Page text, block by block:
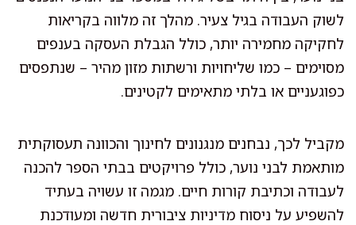
לשוק העבודה בגיל צעיר. מהלך זה מלווה בקריאות
לחקיקה מחמירה יותר, כולל הגבלת העסקה בענפים
מסוימים – כמו שליחויות ורשתות מזון מהיר – שנתפסים
כפוגעניים או בלתי מתאימים לקטינים.
מקביל לכך, נבחנים מנגנונים לחינוך והכוונה תעסוקתית
מותאמת לבני נוער, כולל פרויקטים בבתי הספר להכנה
לעבודה וכתיבת קורות חיים. מגמה זו עשויה בעתיד
להשפיע על ניסוח מדיניות ציבורית חדשה ומעודכנת